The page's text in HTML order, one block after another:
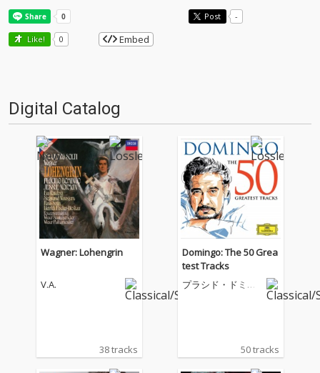
Post -
Like! 0 Embed
Digital Catalog
Wagner: Lohengrin
V.A.
38 tracks
Domingo: The 50 Grea
test Tracks
プラシド・ドミン
50 tracks